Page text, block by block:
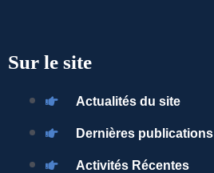
Sur le site
Actualités du site
Dernières publications
Activités Récentes